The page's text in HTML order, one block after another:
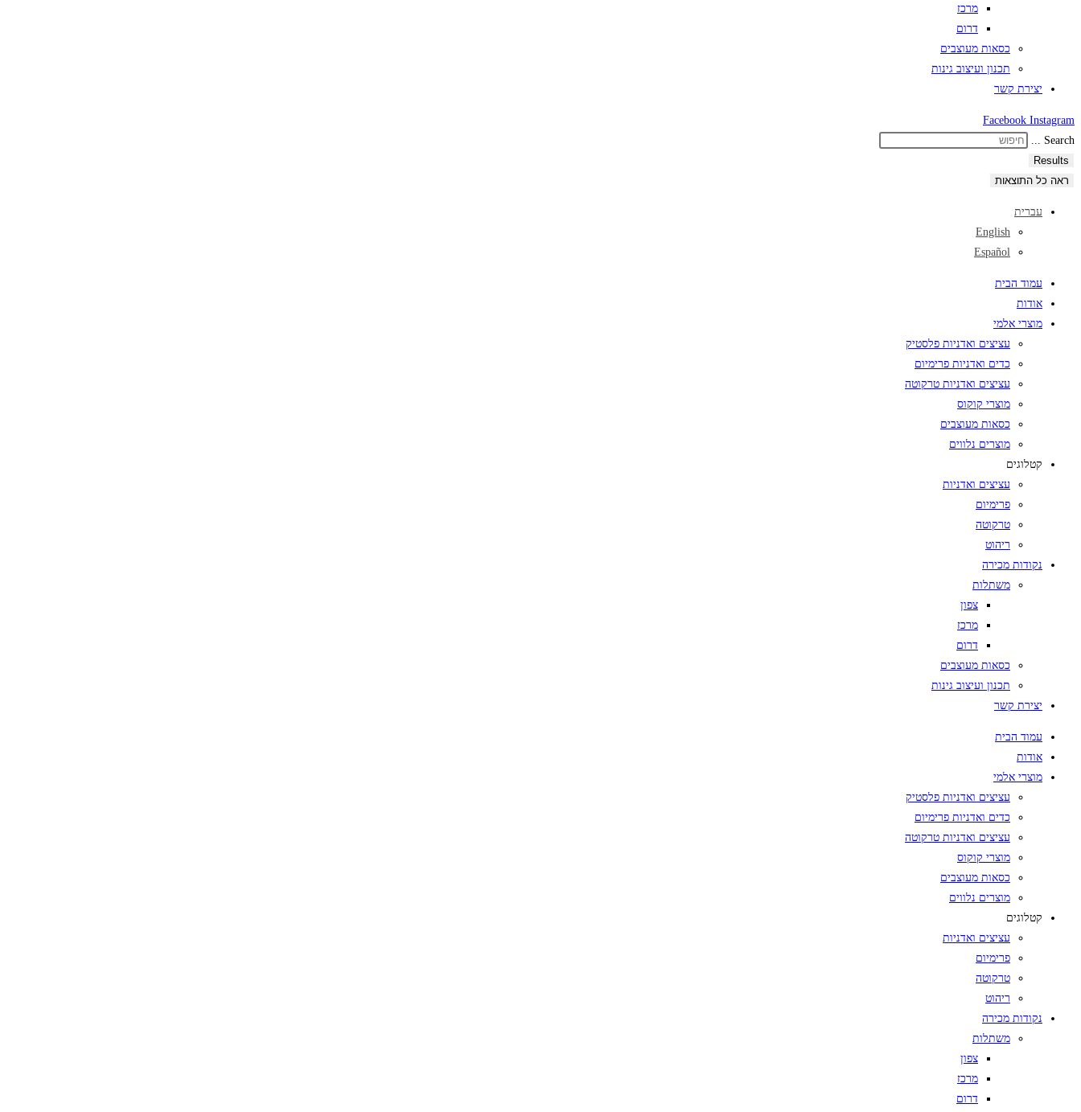
מרכז
דרום
כסאות מעוצבים
תכנון ועיצוב גינות
יצירת קשר
Facebook Instagram
Search ...
Results
ראה כל התוצאות
עברית
English
Español
עמוד הבית
אודות
מוצרי אלמי
עציצים ואדניות פלסטיק
כדים ואדניות פרימיום
עציצים ואדניות טרקוטה
מוצרי קוקוס
כסאות מעוצבים
מוצרים נלווים
קטלוגים
עציצים ואדניות
פרימיום
טרקוטה
ריהוט
נקודות מכירה
משתלות
צפון
מרכז
דרום
כסאות מעוצבים
תכנון ועיצוב גינות
יצירת קשר
עמוד הבית
אודות
מוצרי אלמי
עציצים ואדניות פלסטיק
כדים ואדניות פרימיום
עציצים ואדניות טרקוטה
מוצרי קוקוס
כסאות מעוצבים
מוצרים נלווים
קטלוגים
עציצים ואדניות
פרימיום
טרקוטה
ריהוט
נקודות מכירה
משתלות
צפון
מרכז
דרום